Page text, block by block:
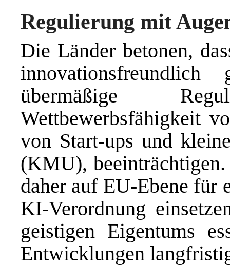
Regulierung mit
Die Länder betonen,
übermäßige
Wettbewerbsfähigkeit
von Start-ups und
(KMU),
daher auf EU-Ebene für
KI-Verordnung
geistigen Eigentums
Entwicklungen